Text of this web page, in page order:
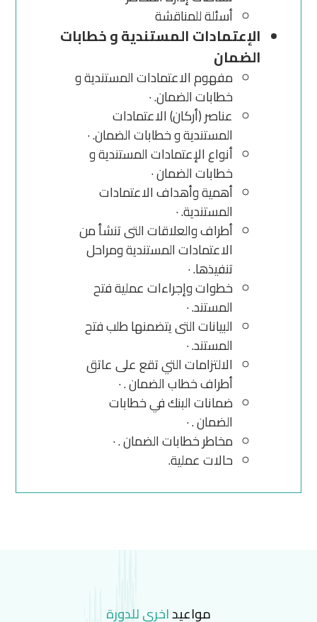
أسئلة للمناقشة
الإعتمادات المستندية و خطابات
الضمان
مفهوم الاعتمادات المستندية و
خطابات الضمان. ·
عناصر (أركان) الاعتمادات
المستندية و خطابات الضمان. ·
أنواع الإعتمادات المستندية و
خطابات الضمان ·
أهمية وأهداف الاعتمادات
المستندية. ·
أطراف والعلاقات التى تنشأ من
الاعتمادات المستندية ومراحل
تنفيذها. ·
خطوات وإجراءات عملية فتح
المستند. ·
البيانات التى يتضمنها طلب فتح
المستند. ·
الالتزامات التي تقع على عاتق
أطراف خطاب الضمان . ·
ضمانات البنك في خطابات
الضمان . ·
مخاطر خطابات الضمان . ·
حالات عملية.
مواعيداخرى للدورة